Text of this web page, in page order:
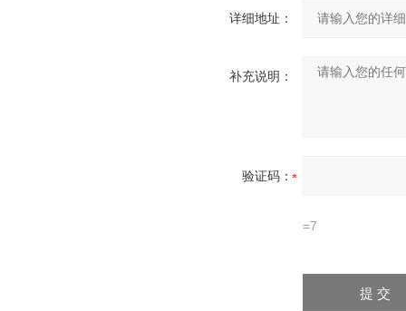
详细地址：
补充说明：
验证码：
=7